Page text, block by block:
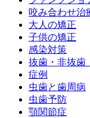
咬み合わせ治
大人の矯正
子供の矯正
感染対策
抜歯・非抜歯
症例
虫歯と歯周病
虫歯予防
顎関節症